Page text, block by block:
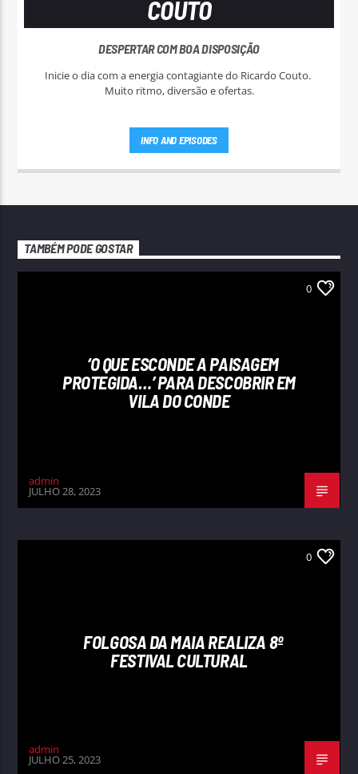
COUTO
DESPERTAR COM BOA DISPOSIÇÃO
Inicie o dia com a energia contagiante do Ricardo Couto.
Muito ritmo, diversão e ofertas.
INFO AND EPISODES
TAMBÉM PODE GOSTAR
0
‘O QUE ESCONDE A PAISAGEM
PROTEGIDA…’ PARA DESCOBRIR EM
VILA DO CONDE
admin
JULHO 28, 2023
0
FOLGOSA DA MAIA REALIZA 8º
FESTIVAL CULTURAL
admin
JULHO 25, 2023